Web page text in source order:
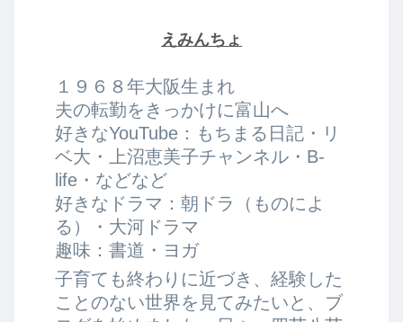
えみんちょ
１９６８年大阪生まれ
夫の転勤をきっかけに富山へ
好きなYouTube：もちまる日記・リ
ベ大・上沼恵美子チャンネル・B-
life・などなど
好きなドラマ：朝ドラ（ものによ
る）・大河ドラマ
趣味：書道・ヨガ
子育ても終わりに近づき、経験した
ことのない世界を見てみたいと、ブ